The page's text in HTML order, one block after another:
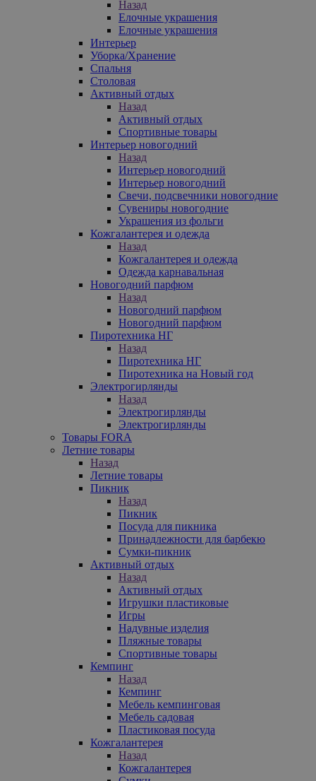
Назад
Елочные украшения
Елочные украшения
Интерьер
Уборка/Хранение
Спальня
Столовая
Активный отдых
Назад
Активный отдых
Спортивные товары
Интерьер новогодний
Назад
Интерьер новогодний
Интерьер новогодний
Свечи, подсвечники новогодние
Сувениры новогодние
Украшения из фольги
Кожгалантерея и одежда
Назад
Кожгалантерея и одежда
Одежда карнавальная
Новогодний парфюм
Назад
Новогодний парфюм
Новогодний парфюм
Пиротехника НГ
Назад
Пиротехника НГ
Пиротехника на Новый год
Электрогирлянды
Назад
Электрогирлянды
Электрогирлянды
Товары FORA
Летние товары
Назад
Летние товары
Пикник
Назад
Пикник
Посуда для пикника
Принадлежности для барбекю
Сумки-пикник
Активный отдых
Назад
Активный отдых
Игрушки пластиковые
Игры
Надувные изделия
Пляжные товары
Спортивные товары
Кемпинг
Назад
Кемпинг
Мебель кемпинговая
Мебель садовая
Пластиковая посуда
Кожгалантерея
Назад
Кожгалантерея